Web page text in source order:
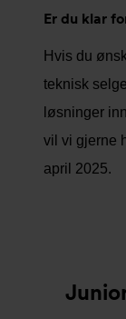
Er du klar
Hvis du
teknisk
løsninger
vil vi gjerne
april 2025.